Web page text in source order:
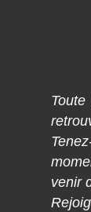
venir